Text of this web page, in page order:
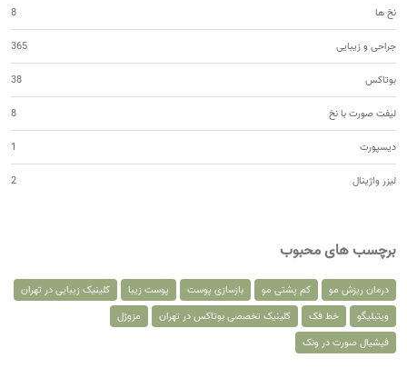
نخ ها 8
جراحی و زیبایی 365
بوتاکس 38
لیفت صورت با نخ 8
دیسپورت 1
لیزر واژینال 2
برچسب های محبوب
درمان ریزش مو کم پشتی مو بازسازی پوست پوست زیبا
کلینیک زیبایی در تهران
ویتیلیگو
خط فک کلینیک تخصصی بوتاکس در تهران
مزوژل
فیشیال صورت در ونک